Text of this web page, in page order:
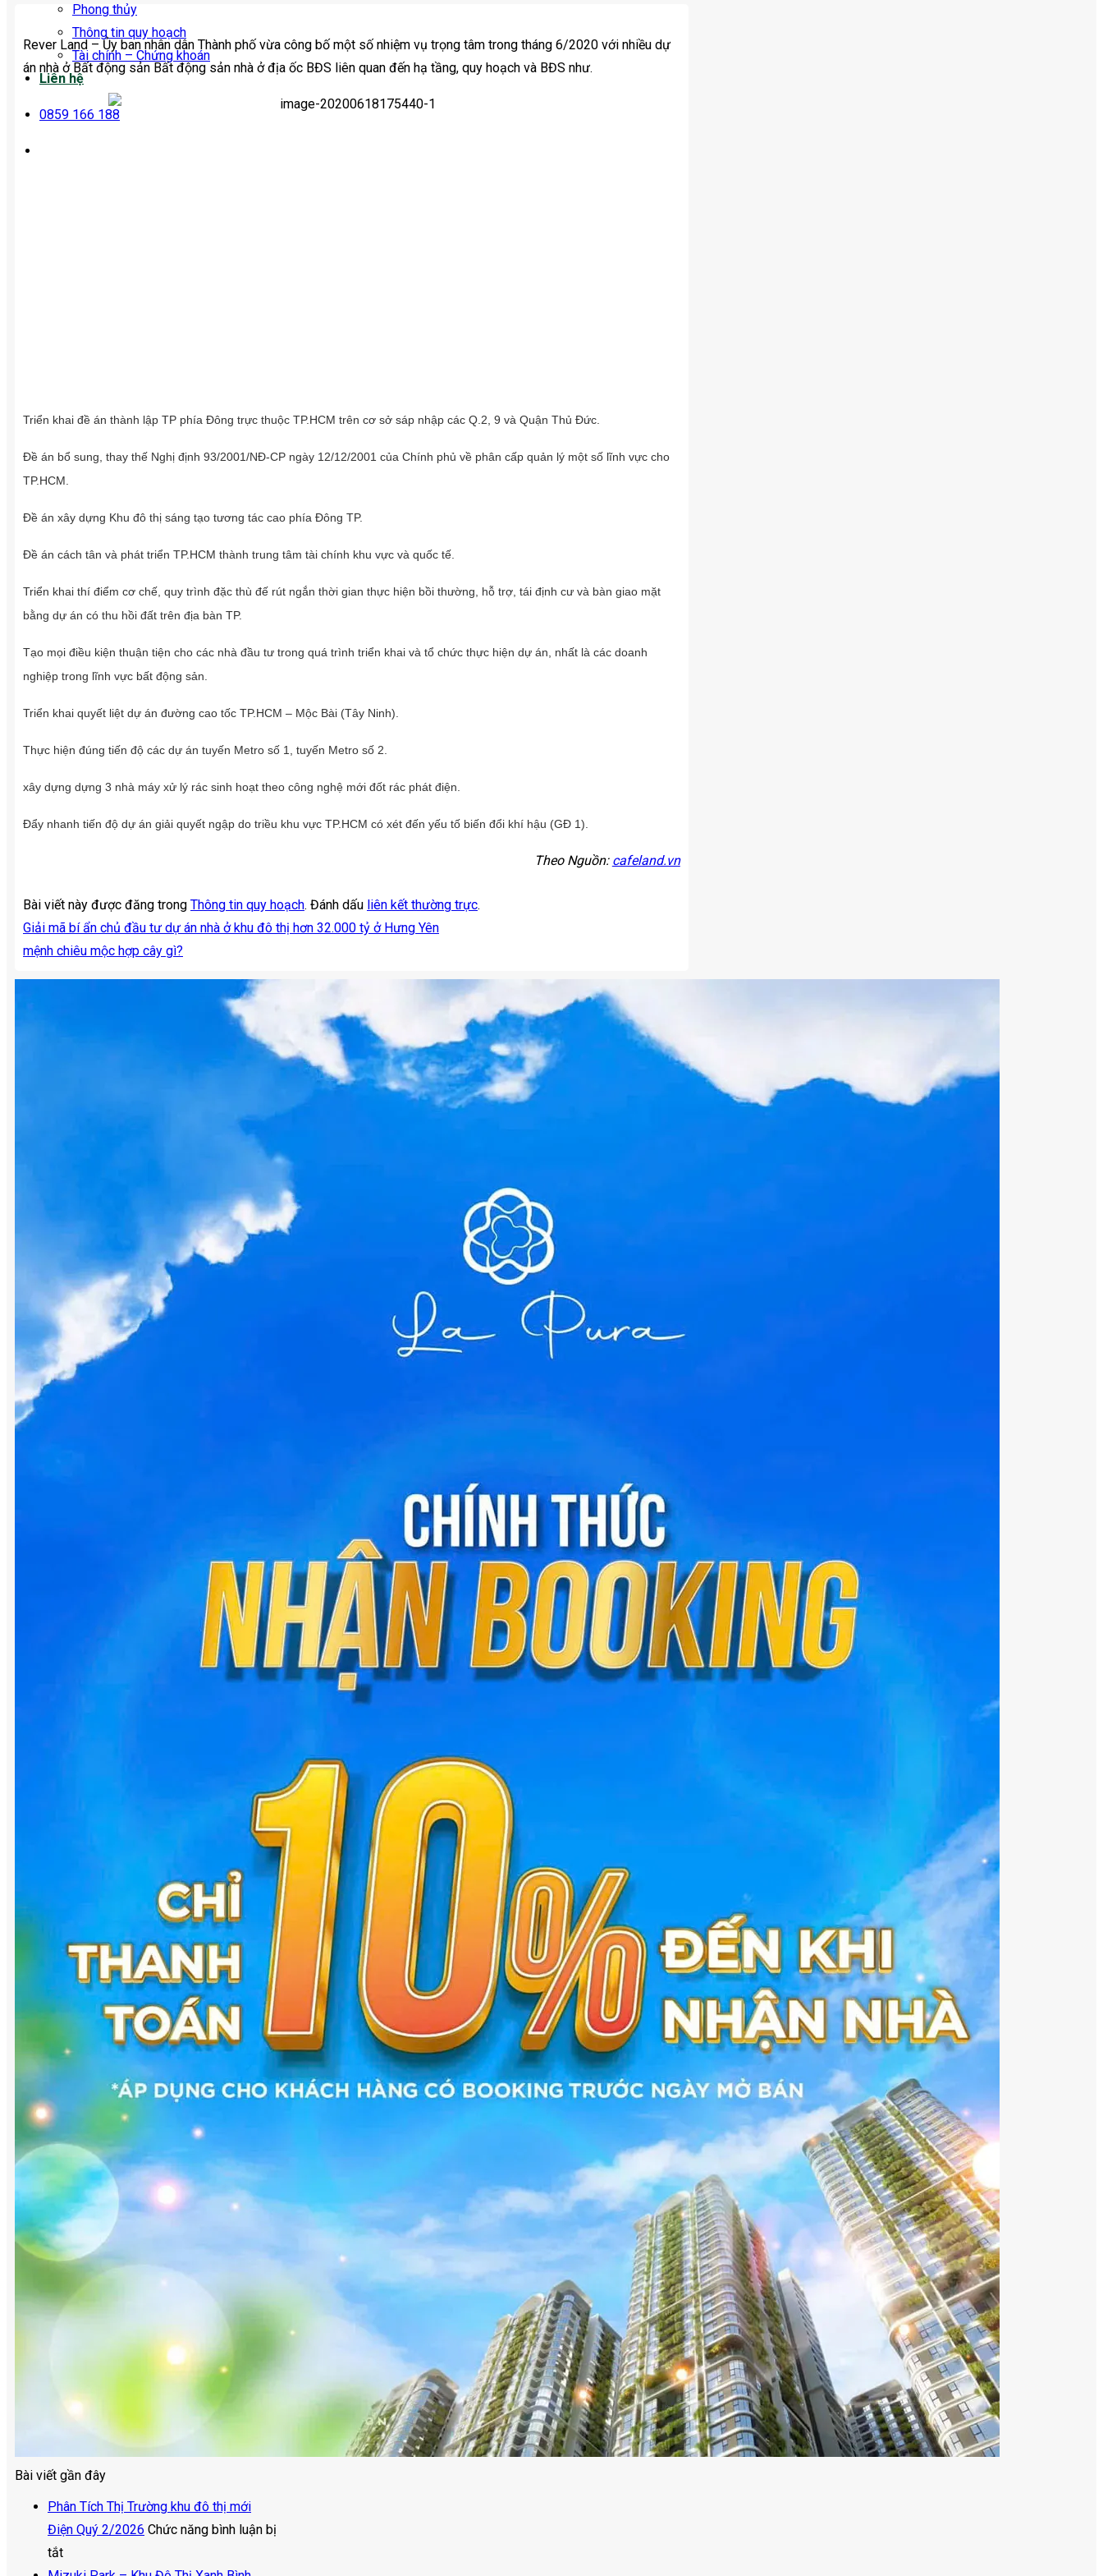
Phong thủy
Thông tin quy hoạch
Tài chính – Chứng khoán
Liên hệ
0859 166 188
Rever Land – Ủy ban nhân dân Thành phố vừa công bố một số nhiệm vụ trọng tâm trong tháng 6/2020 với nhiều dự
án nhà ở Bất động sản Bất động sản nhà ở địa ốc BĐS liên quan đến hạ tầng, quy hoạch và BĐS như.
Triển khai đề án thành lập TP phía Đông trực thuộc TP.HCM trên cơ sở sáp nhập các Q.2, 9 và Quận Thủ Đức.
Đề án bổ sung, thay thế Nghị định 93/2001/NĐ-CP ngày 12/12/2001 của Chính phủ về phân cấp quản lý một số lĩnh vực cho
TP.HCM.
Đề án xây dựng Khu đô thị sáng tạo tương tác cao phía Đông TP.
Đề án cách tân và phát triển TP.HCM thành trung tâm tài chính khu vực và quốc tế.
Triển khai thí điểm cơ chế, quy trình đặc thù đế rút ngắn thời gian thực hiện bồi thường, hỗ trợ, tái định cư và bàn giao mặt
bằng dự án có thu hồi đất trên địa bàn TP.
Tạo mọi điều kiện thuận tiện cho các nhà đầu tư trong quá trình triển khai và tổ chức thực hiện dự án, nhất là các doanh
nghiệp trong lĩnh vực bất động sản.
Triển khai quyết liệt dự án đường cao tốc TP.HCM – Mộc Bài (Tây Ninh).
Thực hiện đúng tiến độ các dự án tuyến Metro số 1, tuyến Metro số 2.
xây dựng dựng 3 nhà máy xử lý rác sinh hoạt theo công nghệ mới đốt rác phát điện.
Đẩy nhanh tiến độ dự án giải quyết ngập do triều khu vực TP.HCM có xét đến yếu tố biến đổi khí hậu (GĐ 1).
Theo Nguồn: cafeland.vn
Bài viết này được đăng trong Thông tin quy hoạch. Đánh dấu liên kết thường trực.
Giải mã bí ẩn chủ đầu tư dự án nhà ở khu đô thị hơn 32.000 tỷ ở Hưng Yên
mệnh chiêu mộc hợp cây gì?
Bài viết gần đây
Phân Tích Thị Trường khu đô thị mới
Điện Quý 2/2026 Chức năng bình luận bị
tắtở